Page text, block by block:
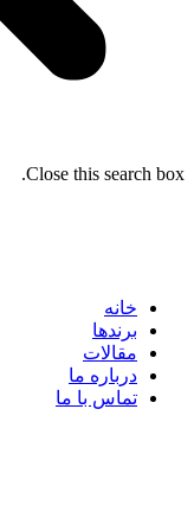
Close this search box.
خانه
برندها
مقالات
درباره ما
تماس با ما